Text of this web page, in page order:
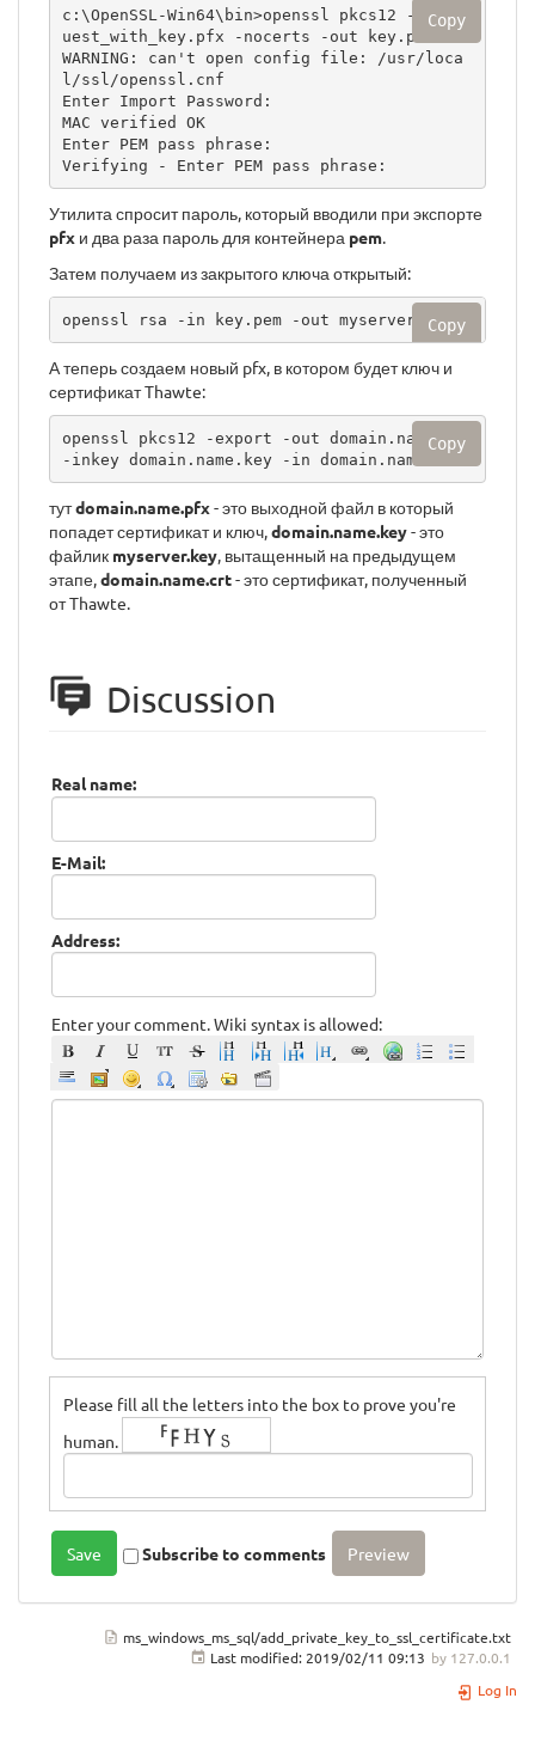
c:\OpenSSL-Win64\bin>openssl pkcs12 -in req
uest_with_key.pfx -nocerts -out key.pem
WARNING: can't open config file: /usr/loca
l/ssl/openssl.cnf
Enter Import Password:
MAC verified OK
Enter PEM pass phrase:
Verifying - Enter PEM pass phrase:
Copy
Утилита спросит пароль, который вводили при экспорте
pfx и два раза пароль для контейнера pem.
Затем получаем из закрытого ключа открытый:
openssl rsa -in key.pem -out myserver.key
Copy
А теперь создаем новый pfx, в котором будет ключ и
сертификат Thawte:
openssl pkcs12 -export -out domain.name.pfx
-inkey domain.name.key -in domain.name.crt
Copy
тутdomain.name.pfx- это выходной файл в который
попадет сертификат и ключ,domain.name.key- это
файлик myserver.key, вытащенный на предыдущем
этапе,domain.name.crt- это сертификат, полученный
от Thawte.
Discussion
Real name:
E-Mail:
Address:
Enter your comment. Wiki syntax is allowed:
Please fill all the letters into the box to prove you're
human.
Subscribe to comments
ms_windows_ms_sql/add_private_key_to_ssl_certificate.txt
Last modified:2019/02/11 09:13 by 127.0.0.1
Log In